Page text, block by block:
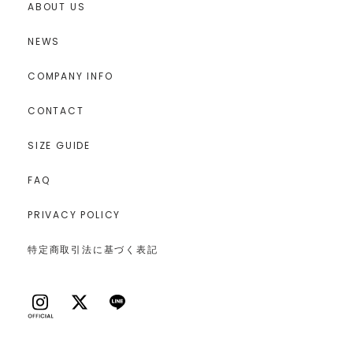
ABOUT US
NEWS
COMPANY INFO
CONTACT
SIZE GUIDE
FAQ
PRIVACY POLICY
特定商取引法に基づく表記